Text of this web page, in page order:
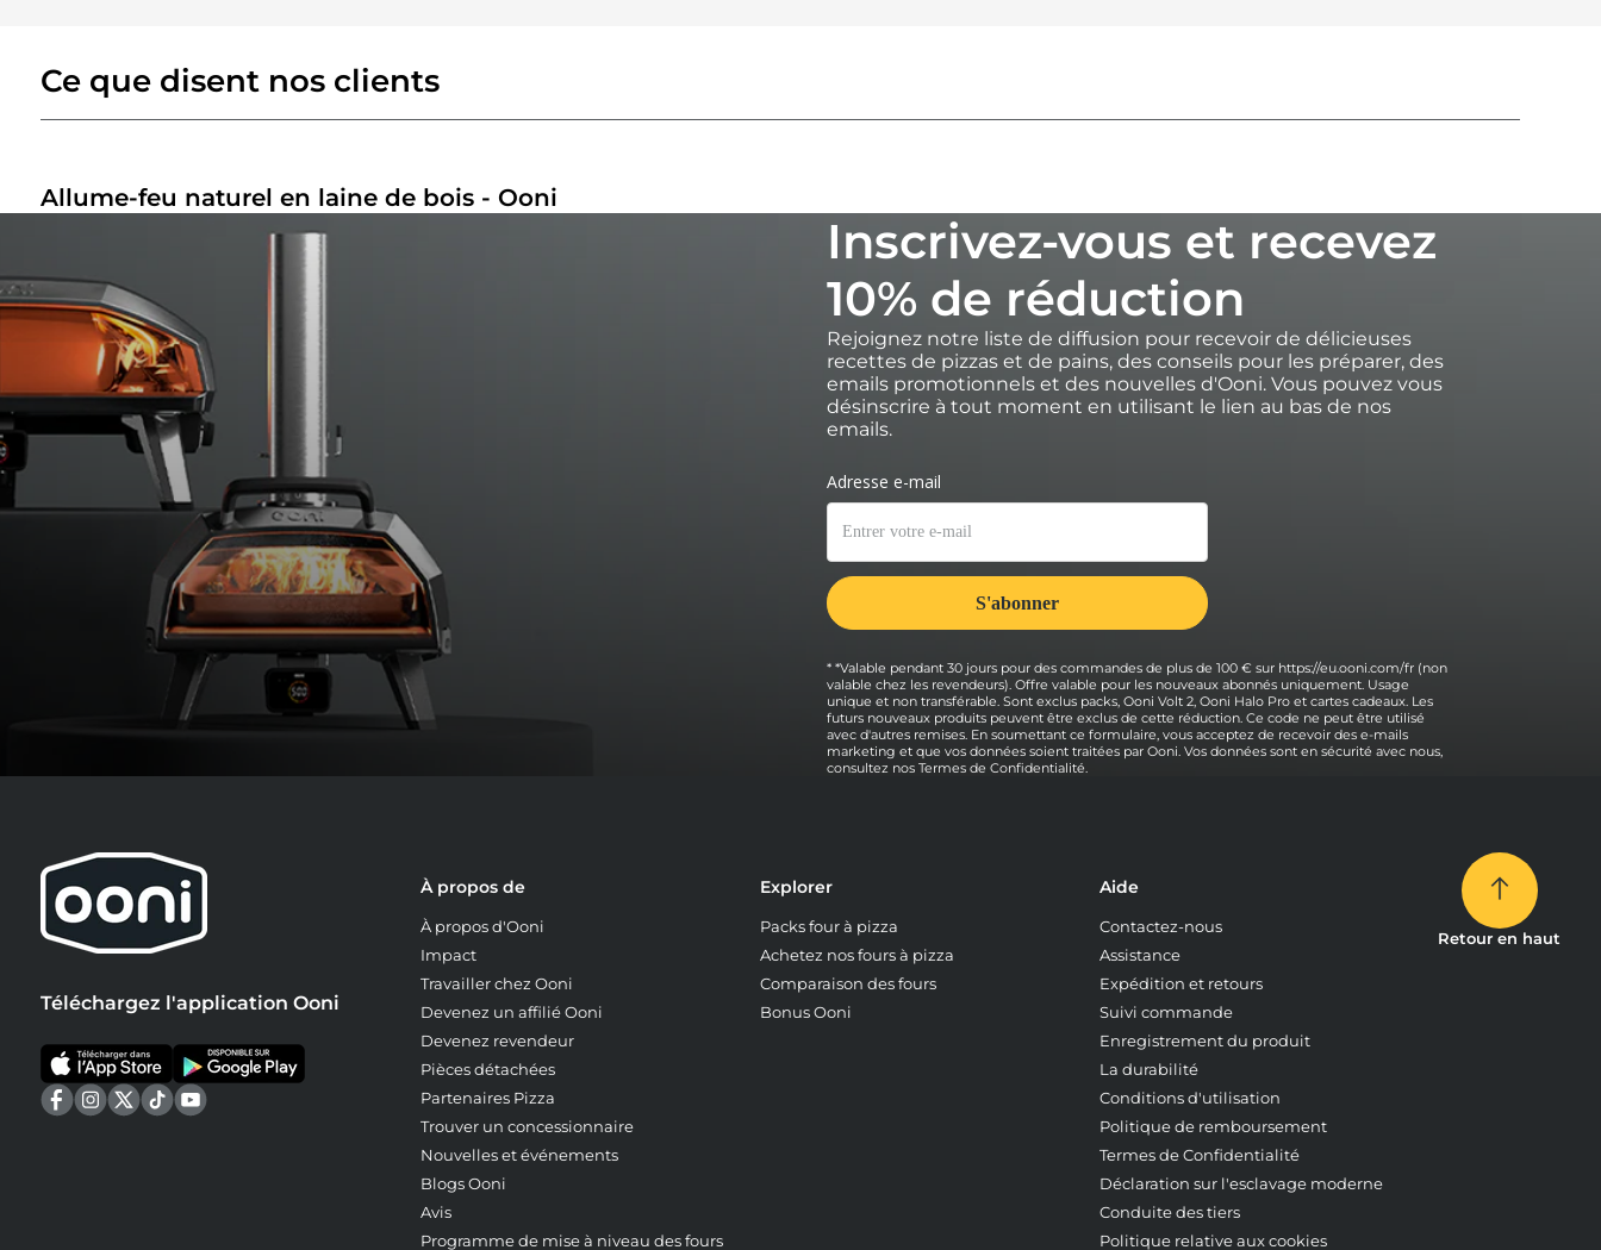
Ce que disent nos clients
Allume-feu naturel en laine de bois - Ooni
Inscrivez-vous et recevez
10% de réduction
Rejoignez notre liste de diffusion pour recevoir de délicieuses
recettes de pizzas et de pains, des conseils pour les préparer, des
emails promotionnels et des nouvelles d'Ooni. Vous pouvez vous
désinscrire à tout moment en utilisant le lien au bas de nos
emails.
* *Valable pendant 30 jours pour des commandes de plus de 100 € sur https://eu.ooni.com/fr (non
valable chez les revendeurs). Offre valable pour les nouveaux abonnés uniquement. Usage
unique et non transférable. Sont exclus packs, Ooni Volt 2, Ooni Halo Pro et cartes cadeaux. Les
futurs nouveaux produits peuvent être exclus de cette réduction. Ce code ne peut être utilisé
avec d'autres remises. En soumettant ce formulaire, vous acceptez de recevoir des e-mails
marketing et que vos données soient traitées par Ooni. Vos données sont en sécurité avec nous,
consultez nos Termes de Confidentialité.
Téléchargez l'application Ooni
À propos de
À propos d'Ooni
Impact
Travailler chez Ooni
Devenez un affilié Ooni
Devenez revendeur
Pièces détachées
Partenaires Pizza
Trouver un concessionnaire
Nouvelles et événements
Blogs Ooni
Avis
Programme de mise à niveau des fours
Explorer
Packs four à pizza
Achetez nos fours à pizza
Comparaison des fours
Bonus Ooni
Aide
Contactez-nous
Assistance
Expédition et retours
Suivi commande
Enregistrement du produit
La durabilité
Conditions d'utilisation
Politique de remboursement
Termes de Confidentialité
Déclaration sur l'esclavage moderne
Conduite des tiers
Politique relative aux cookies
Retour en haut